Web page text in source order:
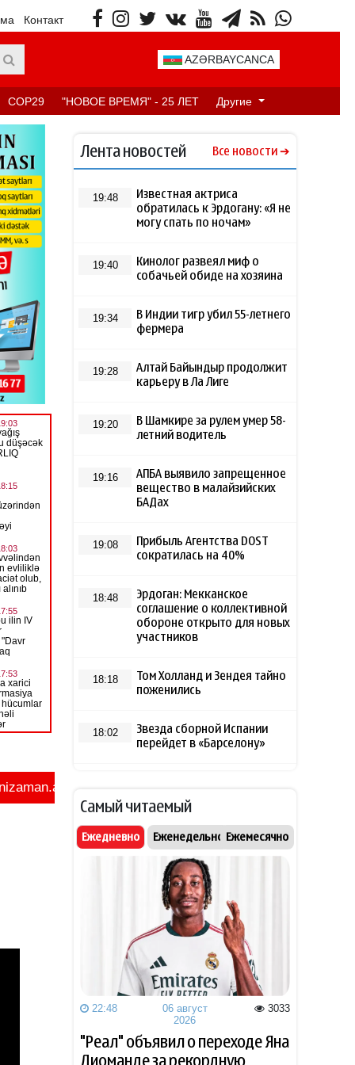
Контакт
AZƏRBAYCANCA
COP29 "НОВОЕ ВРЕМЯ" - 25 ЛЕТ Другие
Лента новостей Все новости
19:48
Известная актриса
обратилась к Эрдогану: «Я не
могу спать по ночам»
19:40
Кинолог развеял миф о
собачьей обиде на хозяина
19:34
В Индии тигр убил 55-летнего
фермера
19:28
Алтай Байындыр продолжит
карьеру в Ла Лиге
19:20
В Шамкире за рулем умер 58-
летний водитель
19:16
АПБА выявило запрещенное
вещество в малайзийских
БАДах
19:08
Прибыль Агентства DOST
сократилась на 40%
18:48
Эрдоган: Мекканское
соглашение о коллективной
обороне открыто для новых
участников
18:18
Том Холланд и Зендея тайно
поженились
18:02
Звезда сборной Испании
перейдет в «Барселону»
желтое предупреждение из-
за сильного ветра
СМИ раскрыли, как Холланд и
Зендея скрыли свадьбу за
полмиллиона фунтов
Зеленский признал тяжелое
положение ВСУ под
Экономист высказался о
требовании Европы к
Турции раскрывать
происхождение газа
Самый читаемый
Ежедневно Еженедельно Ежемесячно
22:48
06 август
2026
3033
"Реал" объявил о переходе Яна
Диоманде за рекордную